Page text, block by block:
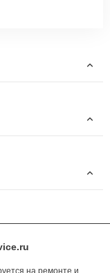
на ремонте и